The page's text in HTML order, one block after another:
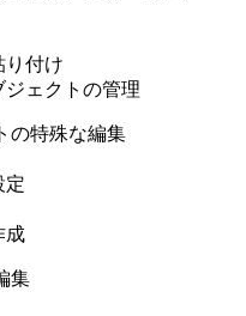
り付け
ジェクトの管理
の特殊な編集
定
成
集